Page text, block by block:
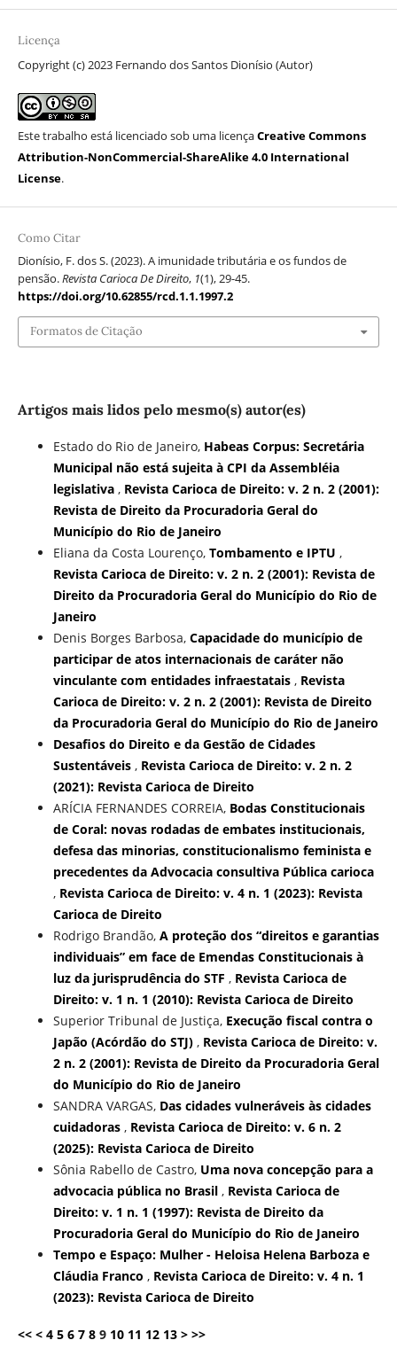
Licença
Copyright (c) 2023 Fernando dos Santos Dionísio (Autor)
Este trabalho está licenciado sob uma licençaCreative Commons
Attribution-NonCommercial-ShareAlike 4.0 International
License.
Como Citar
Dionísio, F. dos S. (2023). A imunidade tributária e os fundos de
pensão.Revista Carioca De Direito, 1(1), 29-45.
https://doi.org/10.62855/rcd.1.1.1997.2
Formatos de Citação
Artigos mais lidos pelo mesmo(s) autor(es)
Estado do Rio de Janeiro, Habeas Corpus: Secretária
Municipal não está sujeita à CPI da Assembléia
legislativa , Revista Carioca de Direito: v. 2 n. 2 (2001):
Revista de Direito da Procuradoria Geral do
Município do Rio de Janeiro
Eliana da Costa Lourenço, Tombamento e IPTU ,
Revista Carioca de Direito: v. 2 n. 2 (2001): Revista de
Direito da Procuradoria Geral do Município do Rio de
Janeiro
Denis Borges Barbosa, Capacidade do município de
participar de atos internacionais de caráter não
vinculante com entidades infraestatais , Revista
Carioca de Direito: v. 2 n. 2 (2001): Revista de Direito
da Procuradoria Geral do Município do Rio de Janeiro
Desafios do Direito e da Gestão de Cidades
Sustentáveis , Revista Carioca de Direito: v. 2 n. 2
(2021): Revista Carioca de Direito
ARÍCIA FERNANDES CORREIA, Bodas Constitucionais
de Coral: novas rodadas de embates institucionais,
defesa das minorias, constitucionalismo feminista e
precedentes da Advocacia consultiva Pública carioca
, Revista Carioca de Direito: v. 4 n. 1 (2023): Revista
Carioca de Direito
Rodrigo Brandão, A proteção dos “direitos e garantias
individuais” em face de Emendas Constitucionais à
luz da jurisprudência do STF , Revista Carioca de
Direito: v. 1 n. 1 (2010): Revista Carioca de Direito
Superior Tribunal de Justiça, Execução fiscal contra o
Japão (Acórdão do STJ) , Revista Carioca de Direito: v.
2 n. 2 (2001): Revista de Direito da Procuradoria Geral
do Município do Rio de Janeiro
SANDRA VARGAS, Das cidades vulneráveis às cidades
cuidadoras , Revista Carioca de Direito: v. 6 n. 2
(2025): Revista Carioca de Direito
Sônia Rabello de Castro, Uma nova concepção para a
advocacia pública no Brasil , Revista Carioca de
Direito: v. 1 n. 1 (1997): Revista de Direito da
Procuradoria Geral do Município do Rio de Janeiro
Tempo e Espaço: Mulher - Heloisa Helena Barboza e
Cláudia Franco , Revista Carioca de Direito: v. 4 n. 1
(2023): Revista Carioca de Direito
<< < 4 5 6 7 8 9 10 11 12 13 > >>